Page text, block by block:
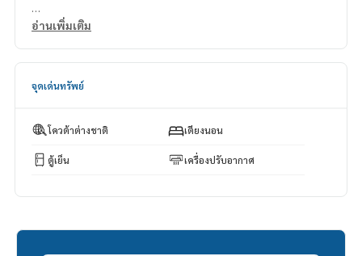
======================
https://lin.ee/luSfAxh
ESID-00831
อ่านเพิ่มเติม
จุดเด่นทรัพย์
โควต้าต่างชาติ เตียงนอน
ตู้เย็น เครื่องปรับอากาศ